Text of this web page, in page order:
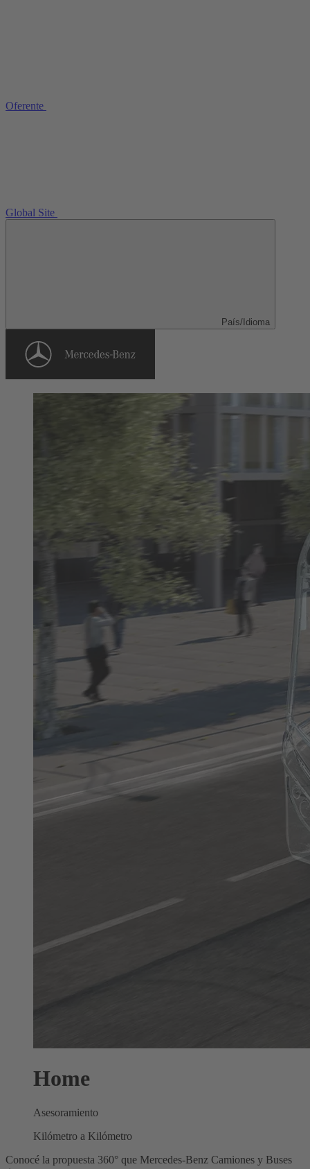
Oferente
Global Site
País/Idioma
Home
Asesoramiento
Kilómetro a Kilómetro
Conocé la propuesta 360° que Mercedes-Benz Camiones y Buses